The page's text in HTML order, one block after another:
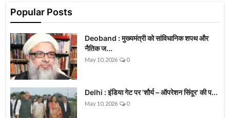
Popular Posts
Deoband : मुख्यमंत्री को सांविधानिक शपथ और
नैतिक ज...
May 10, 2026 0
Delhi : इंडिया गेट पर 'शौर्य – ऑपरेशन सिंदूर' की प...
May 10, 2026 0